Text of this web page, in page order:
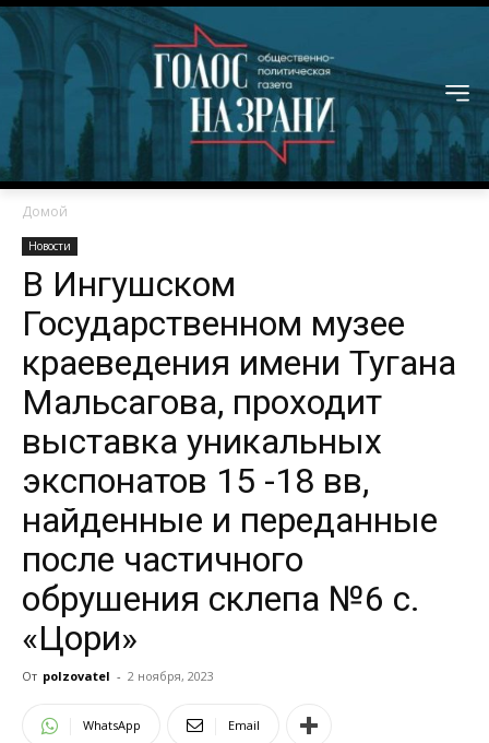
Домой
Новости
В Ингушском
Государственном музее
краеведения имени Тугана
Мальсагова, проходит
выставка уникальных
экспонатов 15 -18 вв,
найденные и переданные
после частичного
обрушения склепа №6 с.
«Цори»
От polzovatel - 2 ноября, 2023
WhatsApp Email